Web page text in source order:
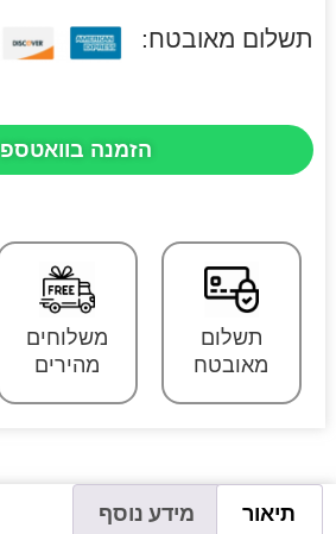
תשלום מאובטח:
הזמנה בוואטספ
תשלום
מאובטח
משלוחים
מהירים
תיאור מידע נוסף